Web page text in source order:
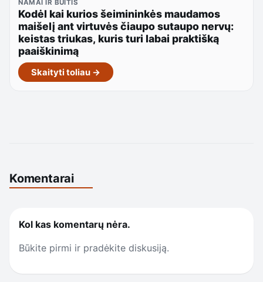
NAMAI IR BUITIS
Kodėl kai kurios šeimininkės maudamos
maišelį ant virtuvės čiaupo sutaupo nervų:
keistas triukas, kuris turi labai praktišką
paaiškinimą
Skaityti toliau →
Komentarai
Kol kas komentarų nėra.
Būkite pirmi ir pradėkite diskusiją.